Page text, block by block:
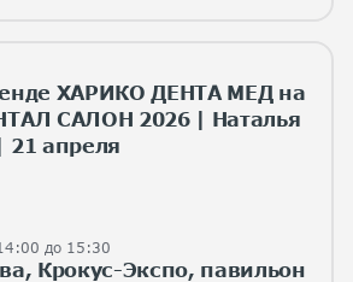
ХАРИКО ДЕНТА МЕД на
САЛОН 2026 | Наталья
21 апреля
до 15:30
Крокус-Экспо, павильон